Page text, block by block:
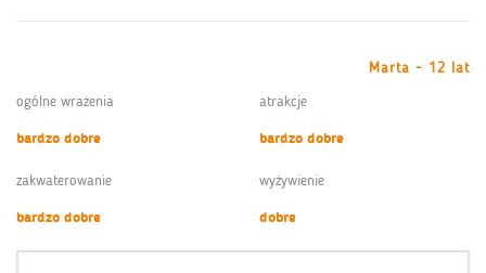
Marta - 12 lat
ogólne wrażenia
bardzo dobre
atrakcje
bardzo dobre
zakwaterowanie
bardzo dobre
wyżywienie
dobre